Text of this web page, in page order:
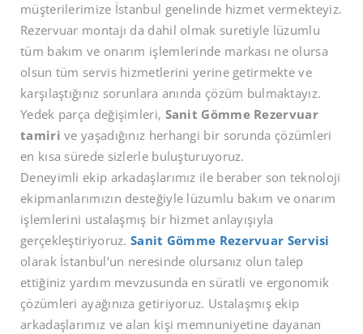
müşterilerimize İstanbul genelinde hizmet vermekteyiz.
Rezervuar montajı da dahil olmak suretiyle lüzumlu
tüm bakım ve onarım işlemlerinde markası ne olursa
olsun tüm servis hizmetlerini yerine getirmekte ve
karşılaştığınız sorunlara anında çözüm bulmaktayız.
Yedek parça değişimleri, Sanit Gömme Rezervuar
tamirive yaşadığınız herhangi bir sorunda çözümleri
en kısa sürede sizlerle buluşturuyoruz.
Deneyimli ekip arkadaşlarımız ile beraber son teknoloji
ekipmanlarımızın desteğiyle lüzumlu bakım ve onarım
işlemlerini ustalaşmış bir hizmet anlayışıyla
gerçekleştiriyoruz. Sanit Gömme Rezervuar Servisi
olarak İstanbul’un neresinde olursanız olun talep
ettiğiniz yardım mevzusunda en süratli ve ergonomik
çözümleri ayağınıza getiriyoruz. Ustalaşmış ekip
arkadaşlarımız ve alan kişi memnuniyetine dayanan